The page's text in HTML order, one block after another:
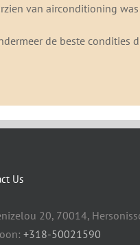
van airconditioning
de beste condities
Us
20, 70014,
+318-50021590